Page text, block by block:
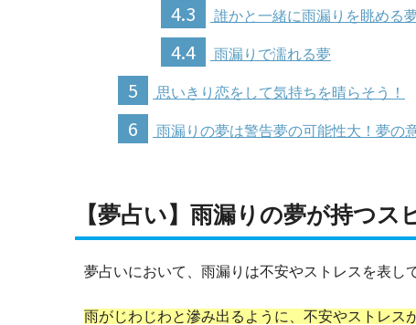
4.3 誰かと一緒に雨漏りを眺める
4.4 雨漏りで濡れる夢
5 思いきり恋をして気持ちを晴らそう！
6 雨漏りの夢は警告夢の可能性大！夢の
【夢占い】雨漏りの夢が持つ
夢占いにおいて、雨漏りは不安やストレスを表し
雨がじわじわと滲み出るように、不安やストレス